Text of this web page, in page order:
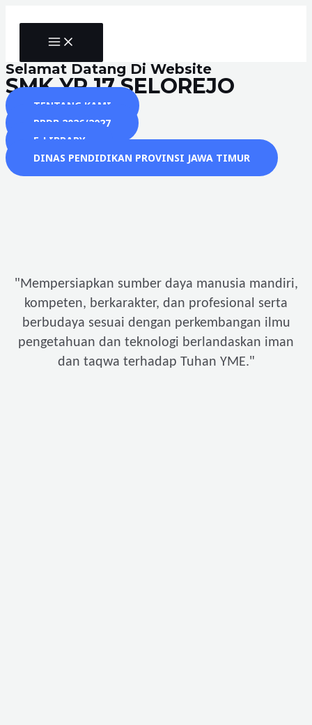
MAIN
MENU
Selamat Datang Di Website
SMK YP 17 SELOREJO
TENTANG KAMI
PPDB 2026/2027
E-LIBRARY
DINAS PENDIDIKAN PROVINSI JAWA TIMUR
"Mempersiapkan sumber daya manusia mandiri,
kompeten, berkarakter, dan profesional serta
berbudaya sesuai dengan perkembangan ilmu
pengetahuan dan teknologi berlandaskan iman
dan taqwa terhadap Tuhan YME."